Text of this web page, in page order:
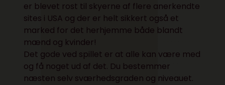
er blevet rost til skyerne af flere anerkendte
sites i USA og der er helt sikkert også et
marked for det herhjemme både blandt
mænd og kvinder!
Det gode ved spillet er at alle kan være med
og få noget ud af det. Du bestemmer
næsten selv sværhedsgraden og niveauet.